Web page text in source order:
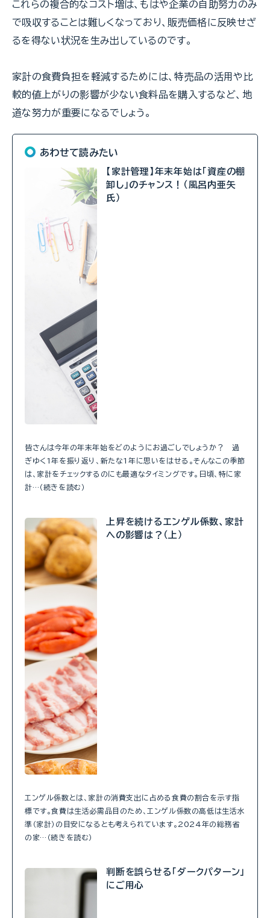
これらの複合的なコスト増は、もはや企業の自助努力のみ
で吸収することは難しくなっており、販売価格に反映せざ
るを得ない状況を生み出しているのです。
家計の食費負担を軽減するためには、特売品の活用や比
較的値上がりの影響が少ない食料品を購入するなど、地
道な努力が重要になるでしょう。
あわせて読みたい
【家計管理】年末年始は「資産の棚
卸し」のチャンス！（風呂内亜矢
氏）
皆さんは今年の年末年始をどのようにお過ごしでしょうか？ 過
ぎゆく1年を振り返り、新たな1年に思いをはせる。そんなこの季節
は、家計をチェックするのにも最適なタイミングです。日頃、特に家
計…（続きを読む）
上昇を続けるエンゲル係数、家計
への影響は？（上）
エンゲル係数とは、家計の消費支出に占める食費の割合を示す指
標です。食費は生活必需品目のため、エンゲル係数の高低は生活水
準（家計）の目安になるとも考えられています。2024年の総務省
の家…（続きを読む）
判断を誤らせる「ダークパターン」
にご用心